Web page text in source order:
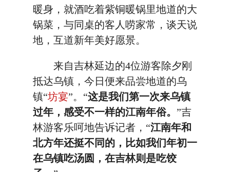
暖身，就酒吃着紫铜暖锅里地道的大
锅菜，与同桌的客人唠家常，谈天说
地，互道新年美好愿景。
来自吉林延边的4位游客除夕刚
抵达乌镇，今日便来品尝地道的乌
镇“坊宴”。“这是我们第一次来乌镇
过年，感受不一样的江南年俗。 ”吉
林游客乐呵地告诉记者，“江南年和
北方年还挺不同的，比如我们年初一
在乌镇吃汤圆，在吉林则是吃饺